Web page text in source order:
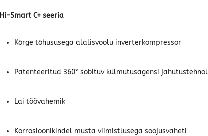
Hi-Smart C+ seeria
Kõrge tõhususega alalisvoolu inverterkompressor
Patenteeritud 360° sobituv külmutusagensi
Lai töövahemik
Korrosioonikindel musta viimistlusega soojusvaheti